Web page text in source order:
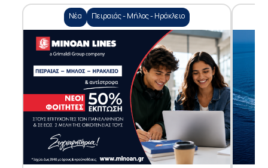
Νέα Πειραιάς - Μήλος - Ηράκλειο